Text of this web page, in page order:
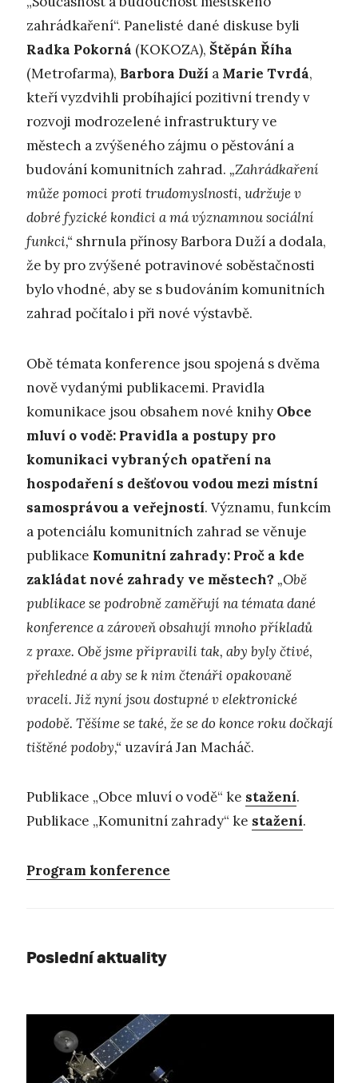
zahrádkaření“. Panelisté dané diskuse byli
Radka Pokorná (KOKOZA), Štěpán Říha
(Metrofarma), Barbora Duží a Marie Tvrdá,
kteří vyzdvihli probíhající pozitivní trendy v
rozvoji modrozelené infrastruktury ve
městech a zvýšeného zájmu o pěstování a
budování komunitních zahrad. „Zahrádkaření
může pomoci proti trudomyslnosti, udržuje v
dobré fyzické kondici a má významnou sociální
funkci,“ shrnula přínosy Barbora Duží a dodala,
že by pro zvýšené potravinové soběstačnosti
bylo vhodné, aby se s budováním komunitních
zahrad počítalo i při nové výstavbě.
Obě témata konference jsou spojená s dvěma
nově vydanými publikacemi. Pravidla
komunikace jsou obsahem nové knihy Obce
mluví o vodě: Pravidla a postupy pro
komunikaci vybraných opatření na
hospodaření s dešťovou vodou mezi místní
samosprávou a veřejností. Významu, funkcím
a potenciálu komunitních zahrad se věnuje
publikace Komunitní zahrady: Proč a kde
zakládat nové zahrady ve městech? „Obě
publikace se podrobně zaměřují na témata dané
konference a zároveň obsahují mnoho příkladů
z praxe. Obě jsme připravili tak, aby byly čtivé,
přehledné a aby se k nim čtenáři opakovaně
vraceli. Již nyní jsou dostupné v elektronické
podobě. Těšíme se také, že se do konce roku dočkají
tištěné podoby,“ uzavírá Jan Macháč.
Publikace „Obce mluví o vodě“ ke stažení.
Publikace „Komunitní zahrady“ ke stažení.
Program konference
Poslední aktuality